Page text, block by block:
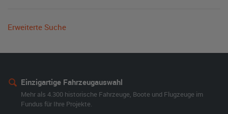
Erweiterte Suche
Einzigartige Fahrzeugauswahl
Mehr als 4.300 historische Fahrzeuge, Boote und Flugzeuge im
Fundus für Ihre Projekte.